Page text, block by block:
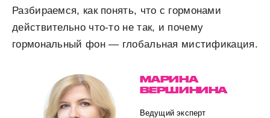
Разбираемся, как понять, что с гормонами
действительно что-то не так, и почему
гормональный фон — глобальная мистификация.
МАРИНА
ВЕРШИНИНА
Ведущий эксперт